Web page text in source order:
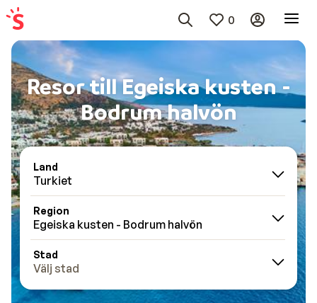
0
Resor till Egeiska kusten -
Bodrum halvön
Land
Turkiet
Region
Egeiska kusten - Bodrum halvön
Stad
Välj stad